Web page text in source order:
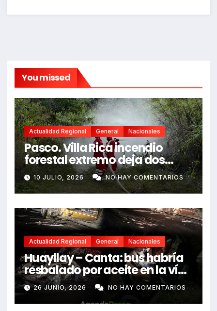
You missed
Actualidad Regional General Nacionales
Pasco. Villa Rica incendio
forestal extremo deja dos
fallecidos y heridos
10 JULIO, 2026 NO HAY COMENTARIOS
Actualidad Regional General Nacionales
Huayllay – Canta: bus habría
resbalado por aceite en la vía
e impactó auto siniestrado
dejando dos fallecidos
26 JUNIO, 2026 NO HAY COMENTARIOS